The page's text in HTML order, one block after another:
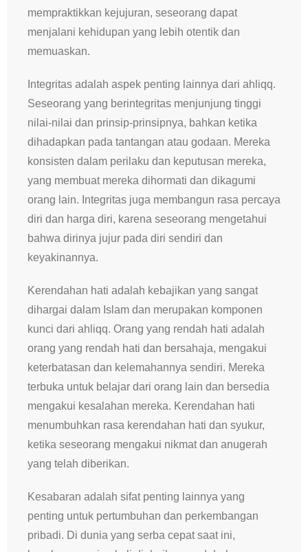
mempraktikkan kejujuran, seseorang dapat
menjalani kehidupan yang lebih otentik dan
memuaskan.
Integritas adalah aspek penting lainnya dari ahliqq.
Seseorang yang berintegritas menjunjung tinggi
nilai-nilai dan prinsip-prinsipnya, bahkan ketika
dihadapkan pada tantangan atau godaan. Mereka
konsisten dalam perilaku dan keputusan mereka,
yang membuat mereka dihormati dan dikagumi
orang lain. Integritas juga membangun rasa percaya
diri dan harga diri, karena seseorang mengetahui
bahwa dirinya jujur ​​pada diri sendiri dan
keyakinannya.
Kerendahan hati adalah kebajikan yang sangat
dihargai dalam Islam dan merupakan komponen
kunci dari ahliqq. Orang yang rendah hati adalah
orang yang rendah hati dan bersahaja, mengakui
keterbatasan dan kelemahannya sendiri. Mereka
terbuka untuk belajar dari orang lain dan bersedia
mengakui kesalahan mereka. Kerendahan hati
menumbuhkan rasa kerendahan hati dan syukur,
ketika seseorang mengakui nikmat dan anugerah
yang telah diberikan.
Kesabaran adalah sifat penting lainnya yang
penting untuk pertumbuhan dan perkembangan
pribadi. Di dunia yang serba cepat saat ini,